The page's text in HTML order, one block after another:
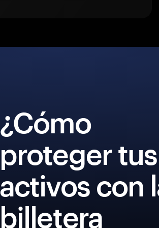
¿Cómo
proteger tus
activos con
billetera